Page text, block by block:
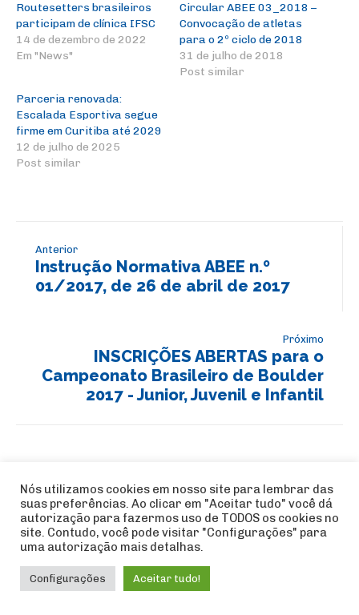
Routesetters brasileiros
participam de clínica IFSC
14 de dezembro de 2022
Em "News"
Circular ABEE 03_2018 –
Convocação de atletas
para o 2º ciclo de 2018
31 de julho de 2018
Post similar
Parceria renovada:
Escalada Esportiva segue
firme em Curitiba até 2029
12 de julho de 2025
Post similar
Anterior
Instrução Normativa ABEE n.º
01/2017, de 26 de abril de 2017
Próximo
INSCRIÇÕES ABERTAS para o
Campeonato Brasileiro de Boulder
2017 - Junior, Juvenil e Infantil
"Possibilidade de Fundo de
Solidariedade Olímpico - Início de
Seleção de atletas de escalada
esportiva"
Nós utilizamos cookies em nosso site para lembrar das
suas preferências. Ao clicar em "Aceitar tudo" você dá
autorização para fazermos uso de TODOS os cookies no
site. Contudo, você pode visitar "Configurações" para
uma autorização mais detalhas.
Configurações Aceitar tudo!